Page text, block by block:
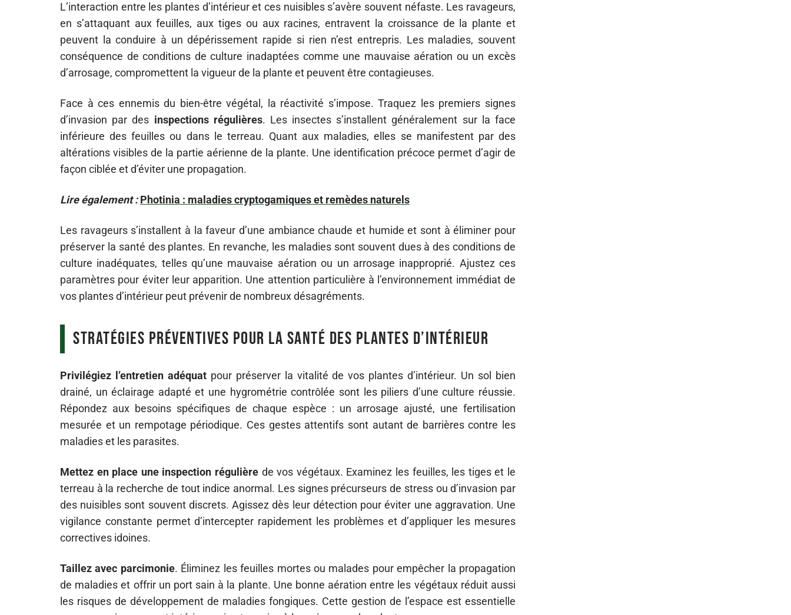
L’interaction entre les plantes d’intérieur et ces nuisibles s’avère souvent néfaste. Les ravageurs,
en s’attaquant aux feuilles, aux tiges ou aux racines, entravent la croissance de la plante et
peuvent la conduire à un dépérissement rapide si rien n’est entrepris. Les maladies, souvent
conséquence de conditions de culture inadaptées comme une mauvaise aération ou un excès
d’arrosage, compromettent la vigueur de la plante et peuvent être contagieuses.
Face à ces ennemis du bien-être végétal, la réactivité s’impose. Traquez les premiers signes
d’invasion par des inspections régulières. Les insectes s’installent généralement sur la face
inférieure des feuilles ou dans le terreau. Quant aux maladies, elles se manifestent par des
altérations visibles de la partie aérienne de la plante. Une identification précoce permet d’agir de
façon ciblée et d’éviter une propagation.
Lire également : Photinia : maladies cryptogamiques et remèdes naturels
Les ravageurs s’installent à la faveur d’une ambiance chaude et humide et sont à éliminer pour
préserver la santé des plantes. En revanche, les maladies sont souvent dues à des conditions de
culture inadéquates, telles qu’une mauvaise aération ou un arrosage inapproprié. Ajustez ces
paramètres pour éviter leur apparition. Une attention particulière à l’environnement immédiat de
vos plantes d’intérieur peut prévenir de nombreux désagréments.
Stratégies préventives pour la santé des plantes d’intérieur
Privilégiez l’entretien adéquatpour préserver la vitalité de vos plantes d’intérieur. Un sol bien
drainé, un éclairage adapté et une hygrométrie contrôlée sont les piliers d’une culture réussie.
Répondez aux besoins spécifiques de chaque espèce : un arrosage ajusté, une fertilisation
mesurée et un rempotage périodique. Ces gestes attentifs sont autant de barrières contre les
maladies et les parasites.
Mettez en place une inspection régulière de vos végétaux. Examinez les feuilles, les tiges et le
terreau à la recherche de tout indice anormal. Les signes précurseurs de stress ou d’invasion par
des nuisibles sont souvent discrets. Agissez dès leur détection pour éviter une aggravation. Une
vigilance constante permet d’intercepter rapidement les problèmes et d’appliquer les mesures
correctives idoines.
Taillez avec parcimonie. Éliminez les feuilles mortes ou malades pour empêcher la propagation
de maladies et offrir un port sain à la plante. Une bonne aération entre les végétaux réduit aussi
les risques de développement de maladies fongiques. Cette gestion de l’espace est essentielle